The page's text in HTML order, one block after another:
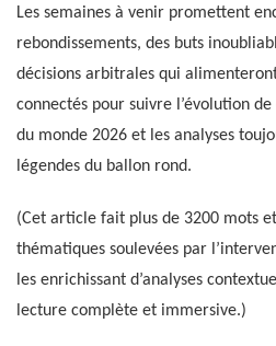
Les semaines à venir promettent
rebondissements, des buts
décisions arbitrales qui
connectés pour suivre l’évolution
du monde 2026 et les analyses
légendes du ballon rond.
(Cet article fait plus de 3200 mots
thématiques soulevées par
les enrichissant d’analyses
lecture complète et immersive.)